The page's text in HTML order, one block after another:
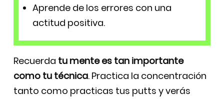
Aprende de los errores con una
actitud positiva.
Recuerda tu mente es tan importante
como tu técnica. Practica la concentración
tanto como practicas tus putts y verás